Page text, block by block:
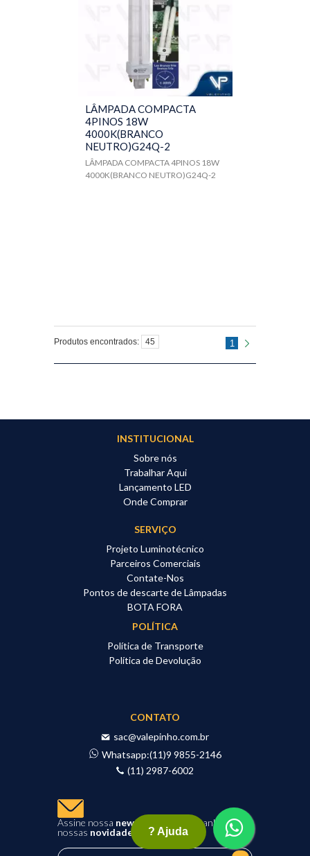
? Ajuda
LÂMPADA COMPACTA
4PINOS 18W
4000K(BRANCO
NEUTRO)G24Q-2
LÂMPADA COMPACTA 4PINOS 18W
4000K(BRANCO NEUTRO)G24Q-2
Produtos encontrados: 45 1
INSTITUCIONAL
Sobre nós
Trabalhar Aqui
Lançamento LED
Onde Comprar
SERVIÇO
Projeto Luminotécnico
Parceiros Comerciais
Contate-Nos
Pontos de descarte de Lâmpadas
BOTA FORA
POLÍTICA
Política de Transporte
Política de Devolução
CONTATO
sac@valepinho.com.br
Whatsapp:(11)9 9855-2146
(11) 2987-6002
Assine nossa newsletter
e acompanhe
nossas novidades promoções